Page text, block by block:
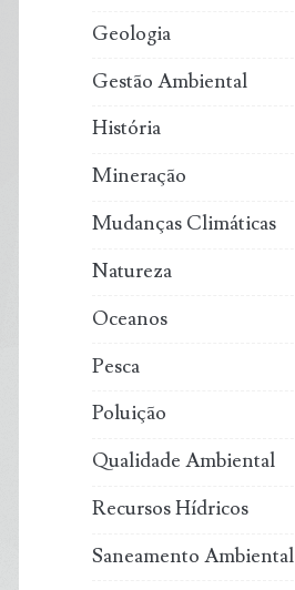
Geologia
Gestão Ambiental
História
Mineração
Mudanças Climáticas
Natureza
Oceanos
Pesca
Poluição
Qualidade Ambiental
Recursos Hídricos
Saneamento Ambiental